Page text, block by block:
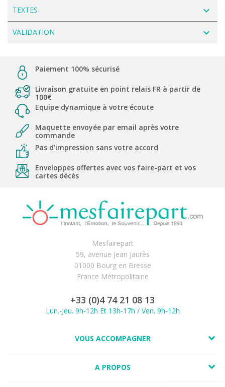
TEXTES navigate_next
VALIDATION navigate_next
Paiement 100% sécurisé
Livraison gratuite en point relais FR à partir de
100€
Equipe dynamique à votre écoute
Maquette envoyée par email après votre
commande
Pas d'impression sans votre accord
Enveloppes offertes avec vos faire-part et vos
cartes décès
Mesfairepart
59, avenue Jean Jaurès
01000 Bourg en Bresse
France Métropolitaine
+33 (0)4 74 21 08 13
Lun.-Jeu. 9h-12h Et 13h-17h / Ven. 9h-12h
VOUS ACCOMPAGNER
A PROPOS